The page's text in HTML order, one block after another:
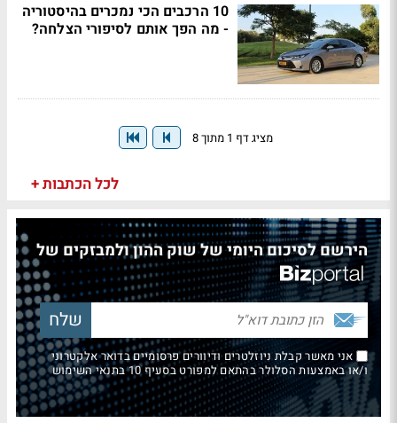
10 הרכבים הכי נמכרים בהיסטוריה
- מה הפך אותם לסיפורי הצלחה?
מציג דף 1 מתוך 8
לכל הכתבות +
הירשם לסיכום היומי של שוק ההון ולמבזקים של
אני מאשר קבלת ניוזלטרים ודיוורים פרסומיים בדואר אלקטרוני
ו/או באמצעות הסלולר בהתאם למפורט בסעיף 10 בתנאי השימוש